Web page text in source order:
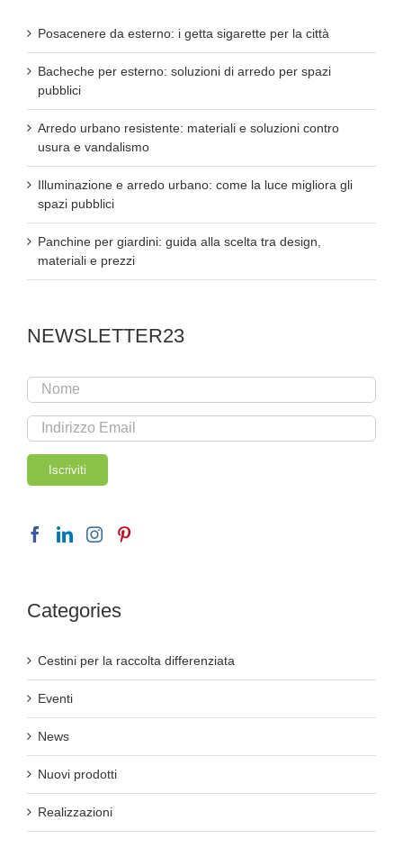
Posacenere da esterno: i getta sigarette per la città
Bacheche per esterno: soluzioni di arredo per spazi
pubblici
Arredo urbano resistente: materiali e soluzioni contro
usura e vandalismo
Illuminazione e arredo urbano: come la luce migliora gli
spazi pubblici
Panchine per giardini: guida alla scelta tra design,
materiali e prezzi
NEWSLETTER23
Categories
Cestini per la raccolta differenziata
Eventi
News
Nuovi prodotti
Realizzazioni